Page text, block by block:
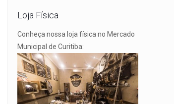
Loja Física
Conheça nossa loja física no Mercado
Municipal de Curitiba: